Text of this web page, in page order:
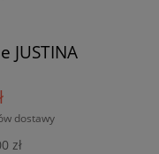
JUSTINA
dostawy
zł